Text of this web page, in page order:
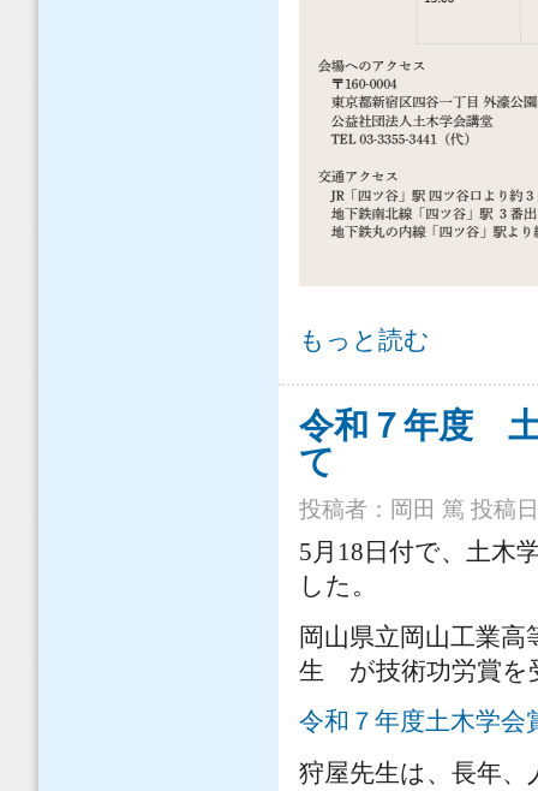
令和8年度 第56回 夏期講習会 「
もっと読む
令和７年度
て
投稿者： 岡田 篤 投稿
5月18日付で、土木
した。
岡山県立岡山工業
生 が技術功労賞を
令和７年度土木学会
狩屋先生は、長年